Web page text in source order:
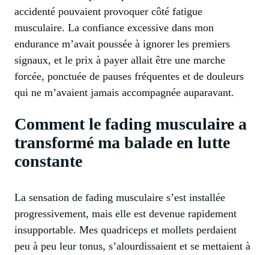
accidenté pouvaient provoquer côté fatigue
musculaire. La confiance excessive dans mon
endurance m’avait poussée à ignorer les premiers
signaux, et le prix à payer allait être une marche
forcée, ponctuée de pauses fréquentes et de douleurs
qui ne m’avaient jamais accompagnée auparavant.
Comment le fading musculaire a
transformé ma balade en lutte
constante
La sensation de fading musculaire s’est installée
progressivement, mais elle est devenue rapidement
insupportable. Mes quadriceps et mollets perdaient
peu à peu leur tonus, s’alourdissaient et se mettaient à